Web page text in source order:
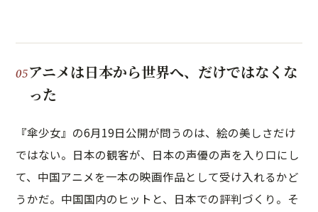
アニメは日本から世界へ、だけではなくな
った
『傘少女』の6月19日公開が問うのは、絵の美しさだけ
ではない。日本の観客が、日本の声優の声を入り口にし
て、中国アニメを一本の映画作品として受け入れるかど
うかだ。中国国内のヒットと、日本での評判づくり。そ